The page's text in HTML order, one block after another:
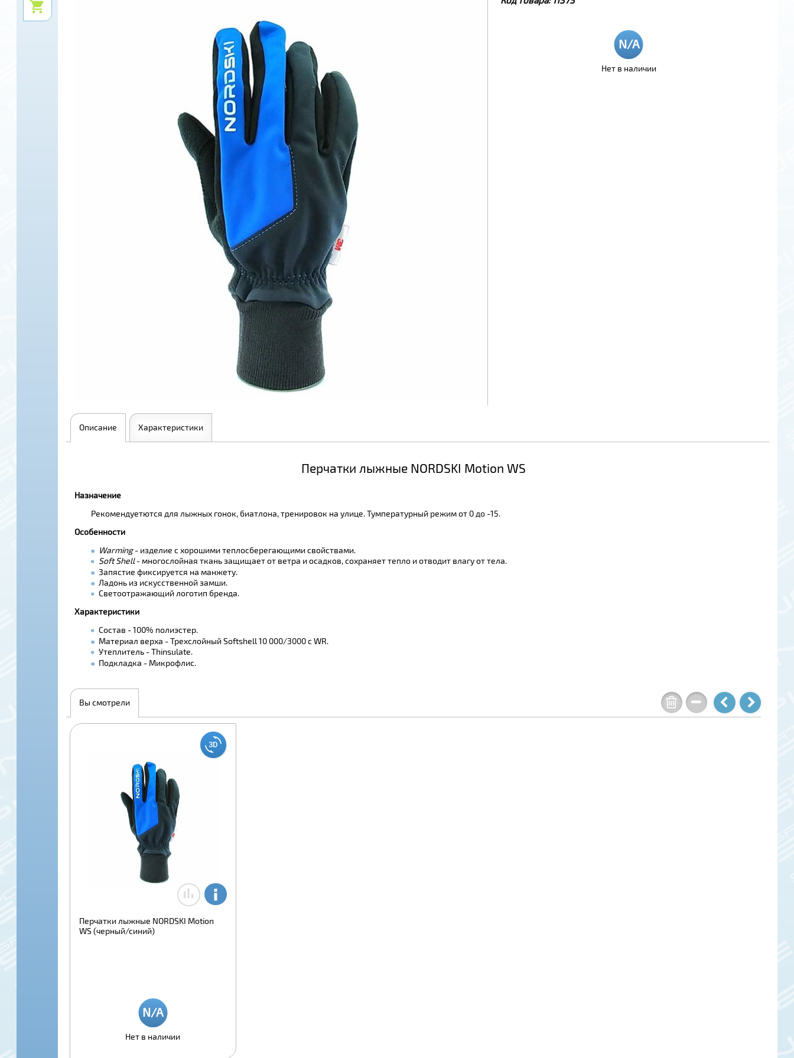
Нет в наличии
Описание Характеристики
Перчатки лыжные NORDSKI Motion WS
Назначение
Рекомендуетются для лыжных гонок, биатлона, тренировок на улице. Тумпературный режим от 0 до -15.
Особенности
Warming- изделие с хорошими теплосберегающими свойствами.
Soft Shell- многослойная ткань защищает от ветра и осадков, сохраняет тепло и отводит влагу от тела.
Запястие фиксируется на манжету.
Ладонь из искусственной замши.
Светоотражающий логотип бренда.
Характеристики
Состав - 100% полиэстер.
Материал верха - Трехслойный Softshell 10 000/3000 с WR.
Утеплитель - Thinsulate.
Подкладка - Микрофлис.
Вы смотрели
Перчатки лыжные NORDSKI Motion
WS (черный/синий)
Нет в наличии